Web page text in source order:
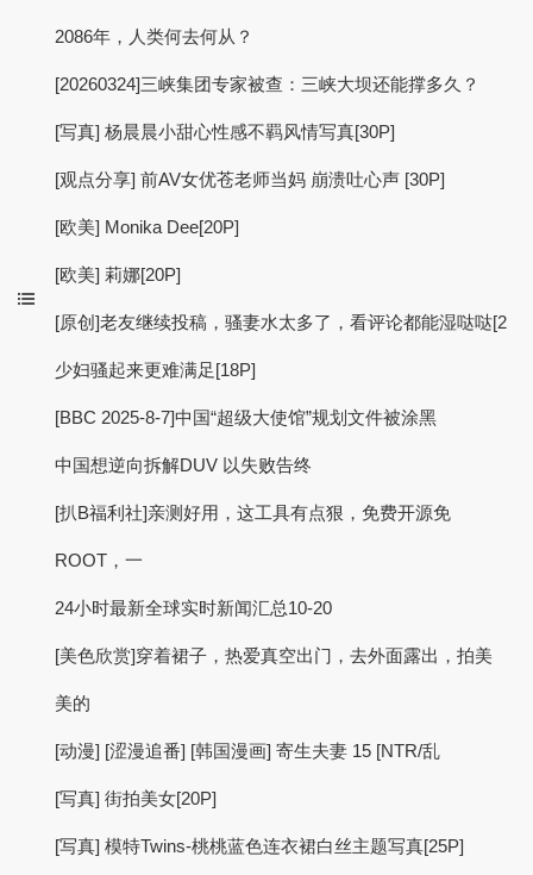
2086年，人类何去何从？
[20260324]三峡集团专家被查：三峡大坝还能撑多久？
[写真] 杨晨晨小甜心性感不羁风情写真[30P]
[观点分享] 前AV女优苍老师当妈 崩溃吐心声 [30P]
[欧美] Monika Dee[20P]
[欧美] 莉娜[20P]
[原创]老友继续投稿，骚妻水太多了，看评论都能湿哒哒[2
少妇骚起来更难满足[18P]
[BBC 2025-8-7]中国“超级大使馆”规划文件被涂黑
中国想逆向拆解DUV 以失败告终
[扒B福利社]亲测好用，这工具有点狠，免费开源免
ROOT，一
24小时最新全球实时新闻汇总10-20
[美色欣赏]穿着裙子，热爱真空出门，去外面露出，拍美
美的
[动漫] [涩漫追番] [韩国漫画] 寄生夫妻 15 [NTR/乱
[写真] 街拍美女[20P]
[写真] 模特Twins-桃桃蓝色连衣裙白丝主题写真[25P]